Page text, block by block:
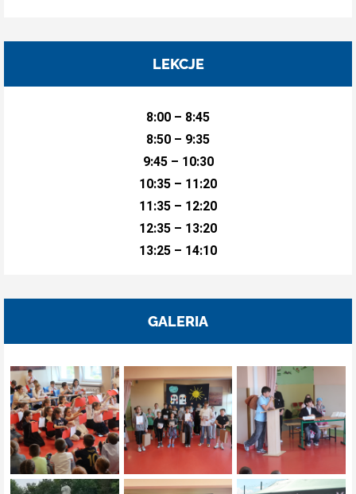
LEKCJE
8:00 – 8:45
8:50 – 9:35
9:45 – 10:30
10:35 – 11:20
11:35 – 12:20
12:35 – 13:20
13:25 – 14:10
GALERIA